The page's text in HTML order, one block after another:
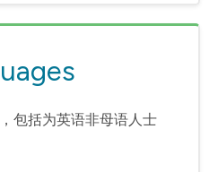
包括为英语非母语人士